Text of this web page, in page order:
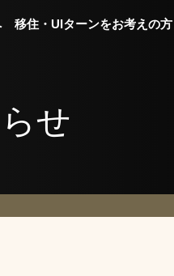
移住・UIターンをお考えの方
せ